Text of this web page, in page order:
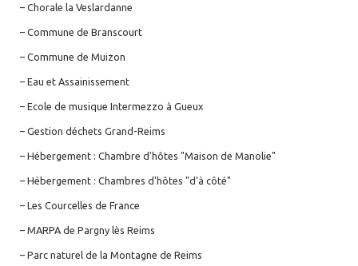
– Chorale la Veslardanne
– Commune de Branscourt
– Commune de Muizon
– Eau et Assainissement
– Ecole de musique Intermezzo à Gueux
– Gestion déchets Grand-Reims
– Hébergement : Chambre d'hôtes "Maison de Manolie"
– Hébergement : Chambres d'hôtes "d'à côté"
– Les Courcelles de France
– MARPA de Pargny lès Reims
– Parc naturel de la Montagne de Reims